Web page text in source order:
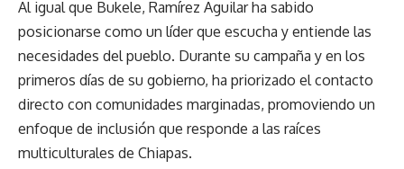
Al igual que Bukele, Ramírez Aguilar ha sabido
posicionarse como un líder que escucha y entiende las
necesidades del pueblo. Durante su campaña y en los
primeros días de su gobierno, ha priorizado el contacto
directo con comunidades marginadas, promoviendo un
enfoque de inclusión que responde a las raíces
multiculturales de Chiapas.